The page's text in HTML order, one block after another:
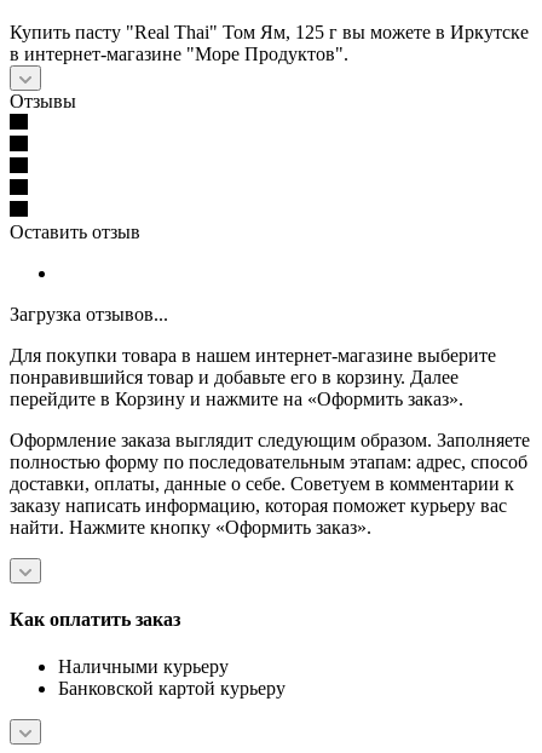
Купить пасту "Real Thai" Том Ям, 125 г вы можете в Иркутске
в интернет-магазине "Море Продуктов".
Отзывы
Оставить отзыв
Загрузка отзывов...
Для покупки товара в нашем интернет-магазине выберите
понравившийся товар и добавьте его в корзину. Далее
перейдите в Корзину и нажмите на «Оформить заказ».
Оформление заказа выглядит следующим образом. Заполняете
полностью форму по последовательным этапам: адрес, способ
доставки, оплаты, данные о себе. Советуем в комментарии к
заказу написать информацию, которая поможет курьеру вас
найти. Нажмите кнопку «Оформить заказ».
Как оплатить заказ
Наличными курьеру
Банковской картой курьеру